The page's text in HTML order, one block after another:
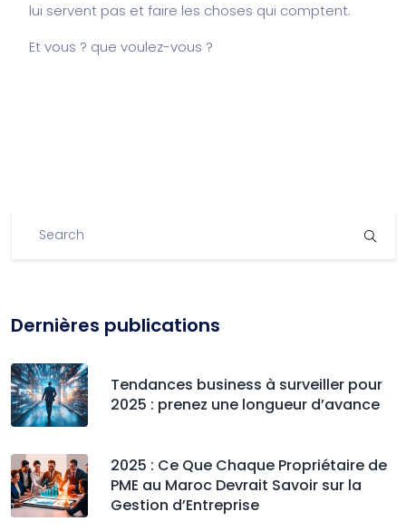
lui servent pas et faire les choses qui comptent.
Et vous ? que voulez-vous ?
Dernières publications
Tendances business à surveiller pour
2025 : prenez une longueur d’avance
2025 : Ce Que Chaque Propriétaire de
PME au Maroc Devrait Savoir sur la
Gestion d’Entreprise